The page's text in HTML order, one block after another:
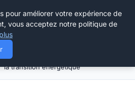
Biomasse : Comprendre son rôle dans
la transition énergétique
pour améliorer votre expérience de
vous acceptez notre politique de